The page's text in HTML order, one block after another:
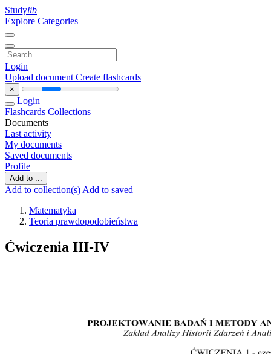
Studylib
Explore Categories
Login
Upload document Create flashcards
×
Login
Flashcards Collections
Documents
Last activity
My documents
Saved documents
Profile
Add to ...
Add to collection(s) Add to saved
Matematyka
Teoria prawdopodobieństwa
Ćwiczenia III-IV